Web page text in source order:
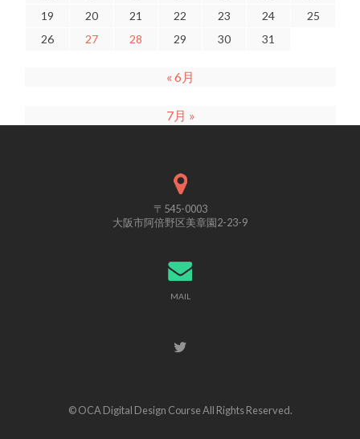
19
20 21 22 23 24
25
26
27 28 29 30 31
« 6月
7月 »
〒545-0003
大阪市阿倍野区美章園2-23-9
MAIL
© OCA Digital Design Course All Rights Reserved.